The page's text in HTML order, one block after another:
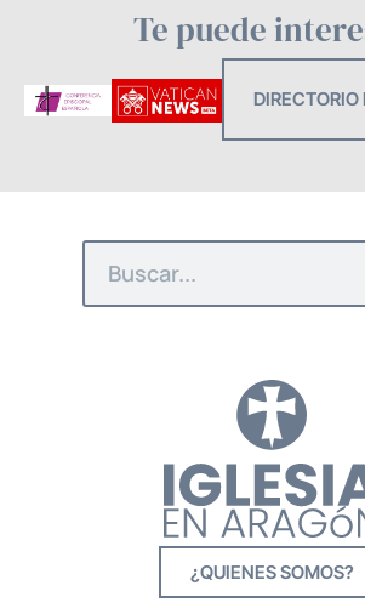
Te puede
DIRECTORIO
¿QUIENES SOMOS?